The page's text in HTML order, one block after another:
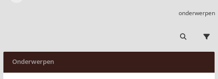
onderwerpen
Onderwerpen